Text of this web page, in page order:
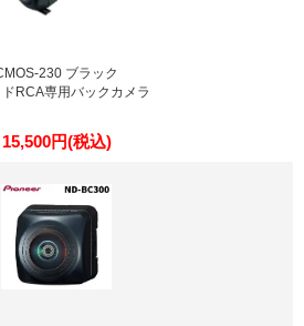
230 ブラック
ドRCA専用バックカメラ
15,500円(税込)